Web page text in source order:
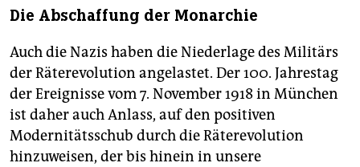
Die Abschaffung der Monarchie
Auch die Nazis haben die Niederlage des Militärs
der Räterevolution angelastet. Der 100. Jahrestag
der Ereignisse vom 7. November 1918 in München
ist daher auch Anlass, auf den positiven
Modernitätsschub durch die Räterevolution
hinzuweisen, der bis hinein in unsere